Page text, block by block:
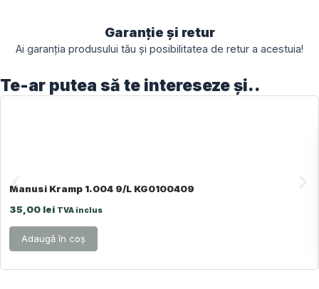
Garanție și retur
Ai garanția produsului tău și posibilitatea de retur a acestuia!
Te-ar putea să te intereseze și..
Manusi Kramp 1.004 9/L KG0100409
35,00 lei TVA inclus
Adaugă în coș